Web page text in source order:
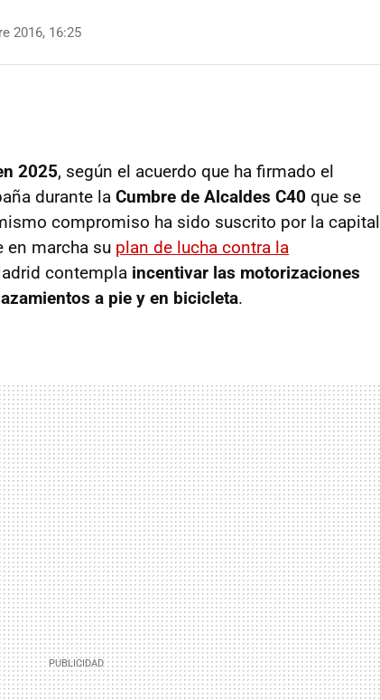
2016, 16:25
2025, según el acuerdo que ha firmado el
durante la Cumbre de Alcaldes C40 que se
compromiso ha sido suscrito por la capital
en marcha su plan de lucha contra la
contempla incentivar las motorizaciones
a pie y en bicicleta.